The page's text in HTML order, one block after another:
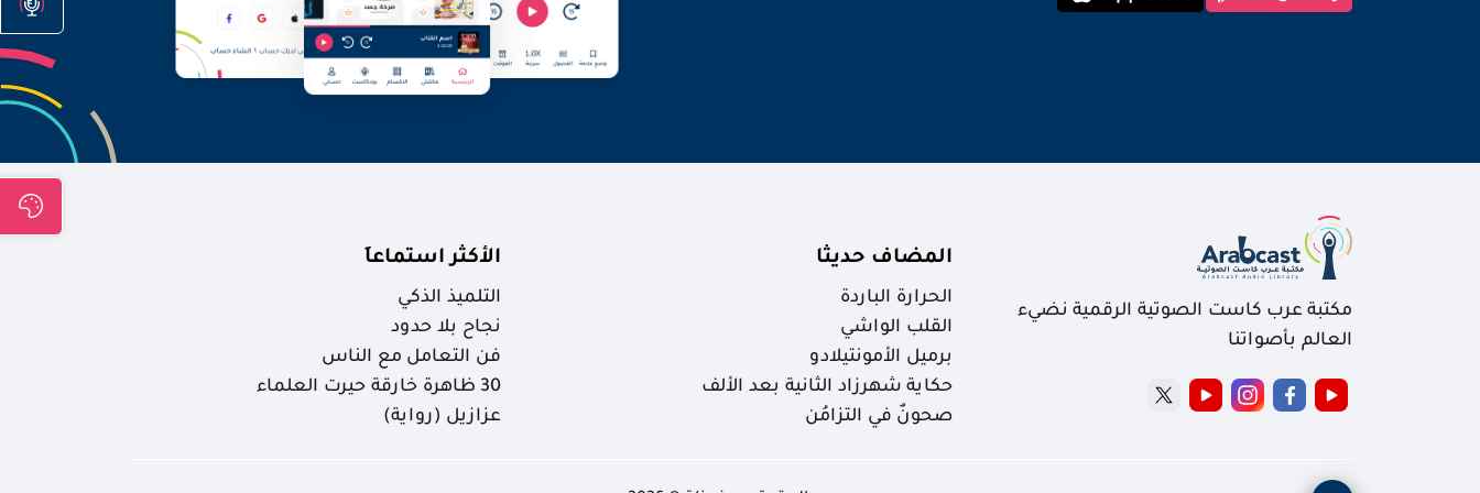
مكتبة عرب كاست الصوتية الرقمية نضيء
العالم بأصواتنا
المضاف حديثا
الحرارة الباردة
القلب الواشي
برميل الأمونتيلادو
حكاية شهرزاد الثانية بعد الألف
صحونٌ في التزامُن
الأكثر استماعاَ
التلميذ الذكي
نجاح بلا حدود
فن التعامل مع الناس
30 ظاهرة خارقة حيرت العلماء
عزازيل (رواية)